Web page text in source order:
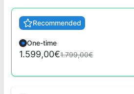
One-time
Recommended
1.599,00€1.799,00€